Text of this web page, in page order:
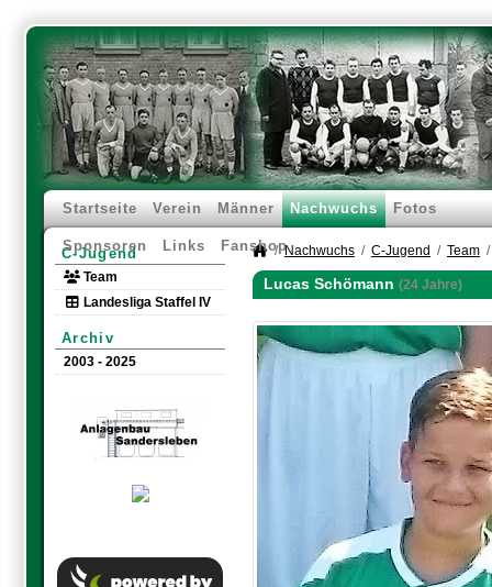
Startseite Verein Männer Nachwuchs Fotos
Sponsoren Links Fanshop
C-Jugend
Team
Landesliga Staffel IV
Archiv
2003 - 2025
Nachwuchs C-Jugend Team
Lucas Schömann (24 Jahre)